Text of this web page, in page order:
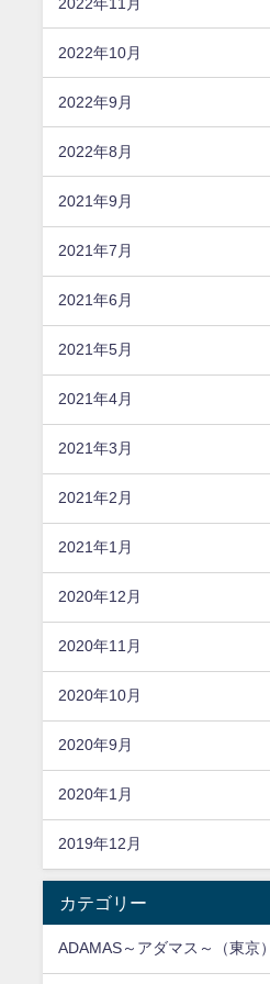
2022年11月
2022年10月
2022年9月
2022年8月
2021年9月
2021年7月
2021年6月
2021年5月
2021年4月
2021年3月
2021年2月
2021年1月
2020年12月
2020年11月
2020年10月
2020年9月
2020年1月
2019年12月
カテゴリー
ADAMAS～アダマス～（東京）